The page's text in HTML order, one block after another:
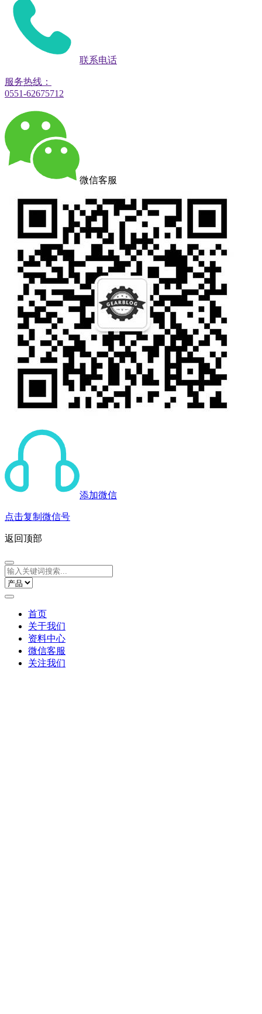
联系电话
服务热线：
0551-62675712
微信客服
添加微信
点击复制微信号
返回顶部
首页
关于我们
资料中心
微信客服
关注我们